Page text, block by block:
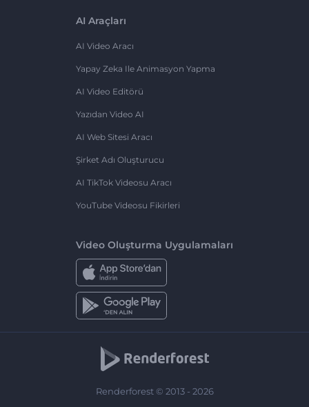
AI Araçları
AI Video Aracı
Yapay Zeka Ile Animasyon Yapma
AI Video Editörü
Yazıdan Video AI
AI Web Sitesi Aracı
Şirket Adı Oluşturucu
AI TikTok Videosu Aracı
YouTube Videosu Fikirleri
Video Oluşturma Uygulamaları
Renderforest © 2013 - 2026